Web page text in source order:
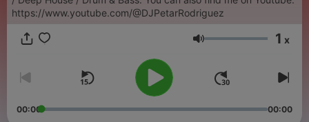
https://www.youtube.com/@DJPetarRodriguez
Głośność 1 x
00:00 00:00